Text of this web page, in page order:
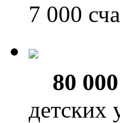
7 000
80 000
детских